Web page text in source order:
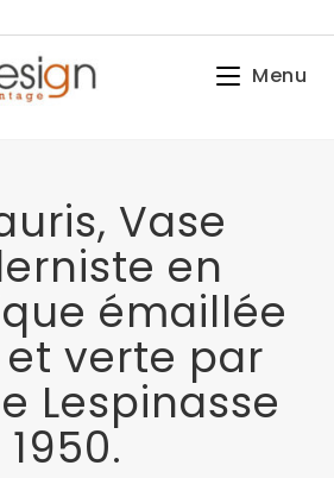
Menu
Vase
en
émaillée
verte par
Lespinasse
1950.